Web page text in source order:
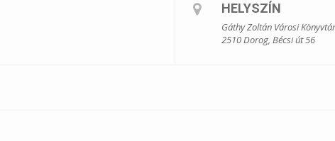
HELYSZÍN
Gáthy Zoltán Városi Könyvtár
2510 Dorog, Bécsi út 56